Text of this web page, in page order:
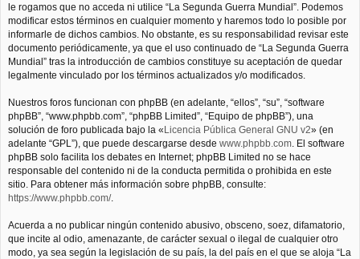
le rogamos que no acceda ni utilice “La Segunda Guerra Mundial”. Podemos
modificar estos términos en cualquier momento y haremos todo lo posible por
informarle de dichos cambios. No obstante, es su responsabilidad revisar este
documento periódicamente, ya que el uso continuado de “La Segunda Guerra
Mundial” tras la introducción de cambios constituye su aceptación de quedar
legalmente vinculado por los términos actualizados y/o modificados.
Nuestros foros funcionan con phpBB (en adelante, “ellos”, “su”, “software
phpBB”, “www.phpbb.com”, “phpBB Limited”, “Equipo de phpBB”), una
solución de foro publicada bajo la «Licencia Pública General GNU v2» (en
adelante “GPL”), que puede descargarse desde www.phpbb.com. El software
phpBB solo facilita los debates en Internet; phpBB Limited no se hace
responsable del contenido ni de la conducta permitida o prohibida en este
sitio. Para obtener más información sobre phpBB, consulte:
https://www.phpbb.com/.
Acuerda a no publicar ningún contenido abusivo, obsceno, soez, difamatorio,
que incite al odio, amenazante, de carácter sexual o ilegal de cualquier otro
modo, ya sea según la legislación de su país, la del país en el que se aloja “La